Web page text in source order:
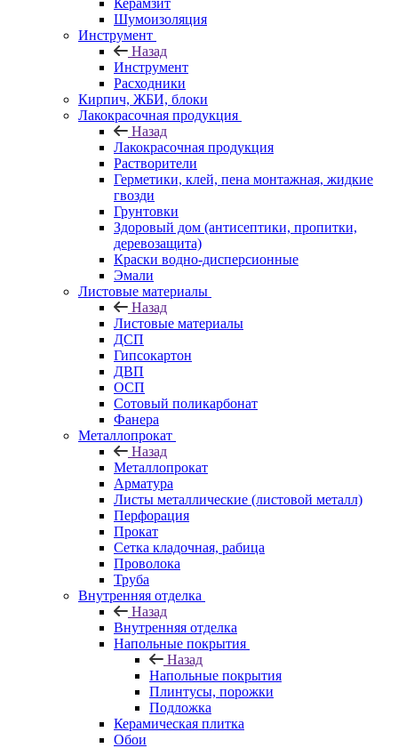
Керамзит
Шумоизоляция
Инструмент
Назад
Инструмент
Расходники
Кирпич, ЖБИ, блоки
Лакокрасочная продукция
Назад
Лакокрасочная продукция
Растворители
Герметики, клей, пена монтажная, жидкие
гвозди
Грунтовки
Здоровый дом (антисептики, пропитки,
деревозащита)
Краски водно-дисперсионные
Эмали
Листовые материалы
Назад
Листовые материалы
ДСП
Гипсокартон
ДВП
ОСП
Сотовый поликарбонат
Фанера
Металлопрокат
Назад
Металлопрокат
Арматура
Листы металлические (листовой металл)
Перфорация
Прокат
Сетка кладочная, рабица
Проволока
Труба
Внутренняя отделка
Назад
Внутренняя отделка
Напольные покрытия
Назад
Напольные покрытия
Плинтусы, порожки
Подложка
Керамическая плитка
Обои